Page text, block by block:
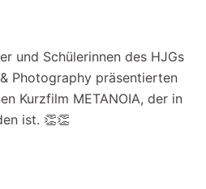
und Schülerinnen des HJGs
Photography präsentierten
Kurzfilm METANOIA, der in
ist. 👏👏